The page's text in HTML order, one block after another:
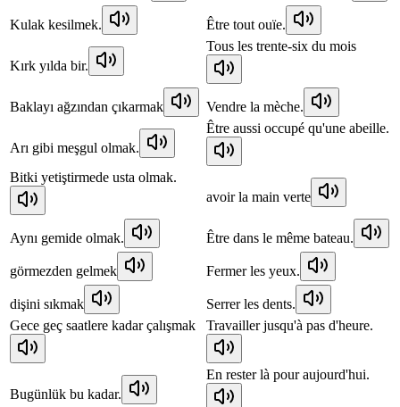
Kulak kesilmek. Être tout ouïe.
Kırk yılda bir.
Tous les trente-six du mois
Baklayı ağzından çıkarmak Vendre la mèche.
Arı gibi meşgul olmak.
Être aussi occupé qu'une abeille.
Bitki yetiştirmede usta olmak.
avoir la main verte
Aynı gemide olmak. Être dans le même bateau.
görmezden gelmek Fermer les yeux.
dişini sıkmak
Serrer les dents.
Gece geç saatlere kadar çalışmak
Travailler jusqu'à pas d'heure.
Bugünlük bu kadar.
En rester là pour aujourd'hui.